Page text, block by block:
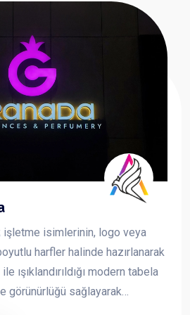
işletme isimlerinin, logo veya
harfler halinde hazırlanarak
ışıklandırıldığı modern tabela
görünürlüğü sağlayarak